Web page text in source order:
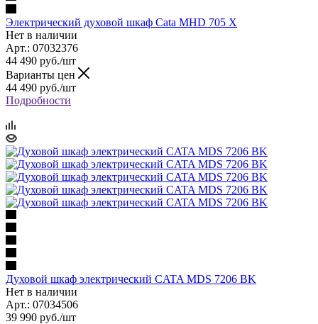
Электрический духовой шкаф Cata MHD 705 X
Нет в наличии
Арт.: 07032376
44 490 руб./шт
Варианты цен
44 490 руб./шт
Подробности
Духовой шкаф электрический CATA MDS 7206 BK
Нет в наличии
Арт.: 07034506
39 990 руб./шт